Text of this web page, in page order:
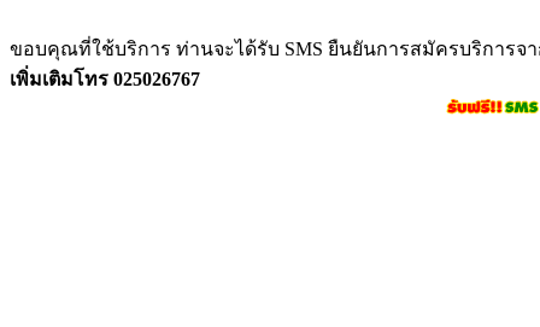
ขอบคุณที่ใช้บริการ ท่านจะได้รับ SMS ยืนยันการสมัครบริการจ
เพิ่มเติมโทร 025026767